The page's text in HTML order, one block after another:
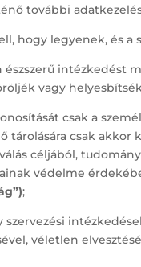
további
hogy legyenek, és
intézkedést
vagy
csak a
csak
céljából,
védelme
;
véletlen